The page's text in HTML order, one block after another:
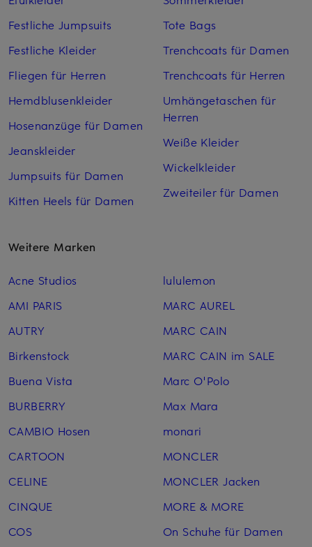
Festliche Jumpsuits
Festliche Kleider
Fliegen für Herren
Hemdblusenkleider
Hosenanzüge für Damen
Jeanskleider
Jumpsuits für Damen
Kitten Heels für Damen
Tote Bags
Trenchcoats für Damen
Trenchcoats für Herren
Umhängetaschen für
Herren
Weiße Kleider
Wickelkleider
Zweiteiler für Damen
Weitere Marken
Acne Studios
AMI PARIS
AUTRY
Birkenstock
Buena Vista
BURBERRY
CAMBIO Hosen
CARTOON
CELINE
CINQUE
COS
lululemon
MARC AUREL
MARC CAIN
MARC CAIN im SALE
Marc O'Polo
Max Mara
monari
MONCLER
MONCLER Jacken
MORE & MORE
On Schuhe für Damen